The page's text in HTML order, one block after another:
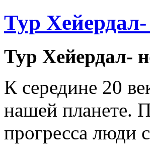
Тур
Тур Хейердал-
К середине 20
нашей планете.
прогресса люди